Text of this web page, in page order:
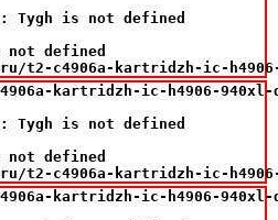
Tygh is not defined
not defined
t2-c4906a-kartridzh-ic-
kartridzh-ic-h4906-940xl-
Tygh is not defined
not defined
t2-c4906a-kartridzh-ic-
kartridzh-ic-h4906-940xl-